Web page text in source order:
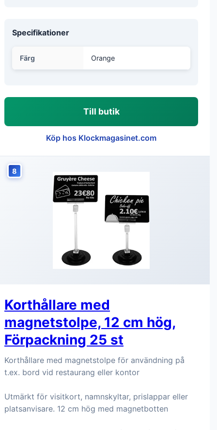
Specifikationer
Färg Orange
Till butik
Köp hos Klockmagasinet.com
8
Korthållare med
magnetstolpe, 12 cm hög,
Förpackning 25 st
Korthållare med magnetstolpe för användning på
t.ex. bord vid restaurang eller kontor
Utmärkt för visitkort, namnskyltar, prislappar eller
platsanvisare. 12 cm hög med magnetbotten